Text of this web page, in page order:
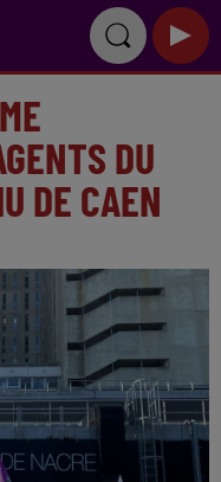
DU
DE CAEN